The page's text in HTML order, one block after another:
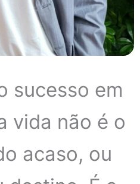
sucesso em
vida não é o
acaso, ou